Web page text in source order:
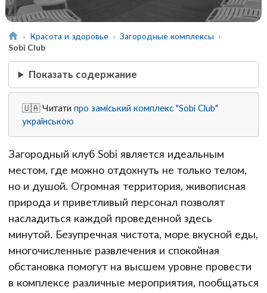
Красота и здоровье
Загородные комплексы
Sobi Club
Показать содержание
🇺🇦 Читатипро заміський комплекс "Sobi Club"
українською
Загородный клуб Sobi является идеальным
местом, где можно отдохнуть не только телом,
но и душой. Огромная территория, живописная
природа и приветливый персонал позволят
насладиться каждой проведенной здесь
минутой. Безупречная чистота, море вкусной еды,
многочисленные развлечения и спокойная
обстановка помогут на высшем уровне провести
в комплексе различные мероприятия, пообщаться